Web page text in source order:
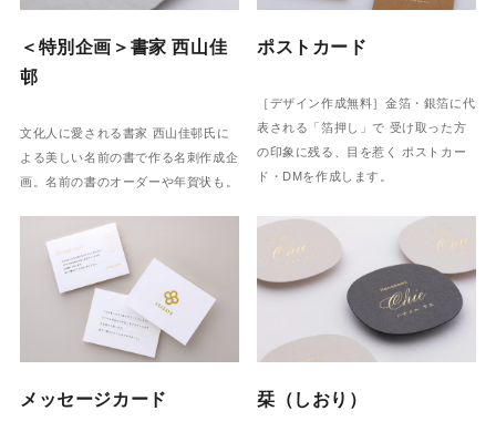
＜特別企画＞書家 西山佳
邨
文化人に愛される書家 西山佳邨氏に
よる美しい名前の書で作る名刺作成企
画。名前の書のオーダーや年賀状も。
ポストカード
［デザイン作成無料］金箔・銀箔に代
表される「箔押し」で 受け取った方
の印象に残る、目を惹く ポストカー
ド・DMを作成します。
メッセージカード 栞（しおり）